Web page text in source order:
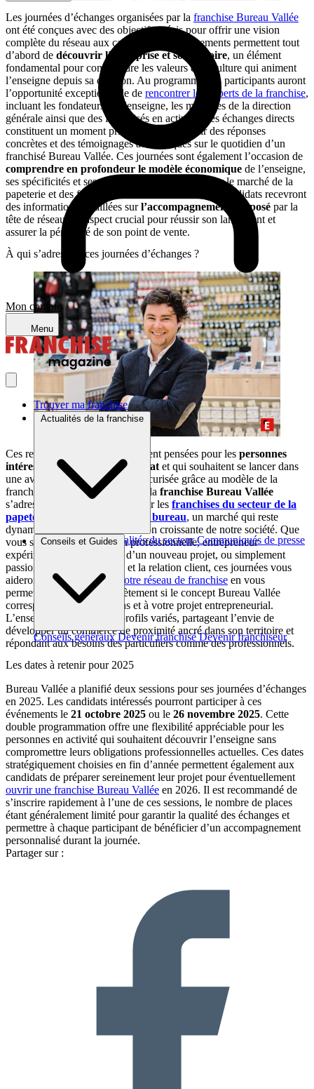
Mon compte
Menu
Trouver ma franchise
Actualités de la franchise
Brèves et actus Actualités du secteur Communiqués de presse
Conseils et Guides
Conseils généraux Devenir franchisé Devenir franchiseur
Les journées d’échanges organisées par la franchise Bureau Vallée
ont été conçues avec des objectifs précis pour offrir une vision
complète du réseau aux candidats. Ces événements permettent tout
d’abord de découvrir l’entreprise et son histoire, un élément
fondamental pour comprendre les valeurs et la culture qui animent
l’enseigne depuis sa création. Au programme, les participants auront
l’opportunité exceptionnelle de rencontrer les experts de la franchise,
incluant les fondateurs de l’enseigne, les membres de la direction
générale ainsi que des franchisés en activité. Ces échanges directs
constituent un moment privilégié pour obtenir des réponses
concrètes et des témoignages authentiques sur le quotidien d’un
franchisé Bureau Vallée. Ces journées sont également l’occasion de
comprendre en profondeur le modèle économique de l’enseigne,
ses spécificités et ses avantages concurrentiels sur le marché de la
papeterie et des fournitures de bureau. Enfin, les candidats recevront
des informations détaillées surl’accompagnement proposé par la
tête de réseau, un aspect crucial pour réussir son lancement et
assurer la pérennité de son point de vente.
À qui s’adressent ces journées d’échanges ?
Ces rencontres sont spécifiquement pensées pour les personnes
intéressées par l’entrepreneuriat et qui souhaitent se lancer dans
une aventure entrepreneuriale sécurisée grâce au modèle de la
franchise. Plus particulièrement, la franchise Bureau Vallée
s’adresse aux candidats attirés par les franchises du secteur de la
papeterie et des fournitures de bureau, un marché qui reste
dynamique malgré la digitalisation croissante de notre société. Que
vous soyez en reconversion professionnelle, entrepreneur
expérimenté à la recherche d’un nouveau projet, ou simplement
passionné par le commerce et la relation client, ces journées vous
aideront dans le
choix de votre réseau de franchise en vous
permettant d’évaluer concrètement si le concept Bureau Vallée
correspond à vos aspirations et à votre projet entrepreneurial.
L’enseigne recherche des profils variés, partageant l’envie de
développer un commerce de proximité ancré dans son territoire et
répondant aux besoins des particuliers comme des professionnels.
Les dates à retenir pour 2025
Bureau Vallée a planifié deux sessions pour ses journées d’échanges
en 2025. Les candidats intéressés pourront participer à ces
événements le 21 octobre 2025 ou le 26 novembre 2025. Cette
double programmation offre une flexibilité appréciable pour les
personnes en activité qui souhaitent découvrir l’enseigne sans
compromettre leurs obligations professionnelles actuelles. Ces dates
stratégiquement choisies en fin d’année permettent également aux
candidats de préparer sereinement leur projet pour éventuellement
ouvrir une franchise Bureau Vallée en 2026. Il est recommandé de
s’inscrire rapidement à l’une de ces sessions, le nombre de places
étant généralement limité pour garantir la qualité des échanges et
permettre à chaque participant de bénéficier d’un accompagnement
personnalisé durant la journée.
Partager sur :